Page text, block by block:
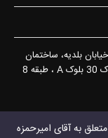
بلدیه، ساختمان
گینزا لاوینیا پارک ( Ginza Laviniya park )، پلاک 30 بلوک A ، طبقه 8
به آقای امیرحمزه